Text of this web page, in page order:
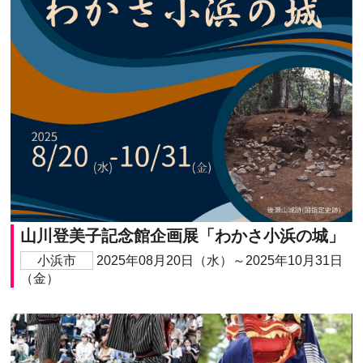
山川登美子記念館企画展「わかさ小浜の城」
小浜市
2025年08月20日（水）～2025年10月31日
（金）